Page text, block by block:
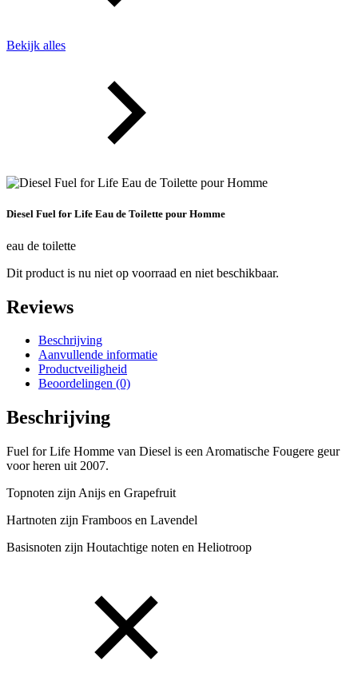
Bekijk alles
Diesel Fuel for Life Eau de Toilette pour Homme
eau de toilette
Dit product is nu niet op voorraad en niet beschikbaar.
Reviews
Beschrijving
Aanvullende informatie
Productveiligheid
Beoordelingen (0)
Beschrijving
Fuel for Life Homme van Diesel is een Aromatische Fougere geur
voor heren uit 2007.
Topnoten zijn Anijs en Grapefruit
Hartnoten zijn Framboos en Lavendel
Basisnoten zijn Houtachtige noten en Heliotroop